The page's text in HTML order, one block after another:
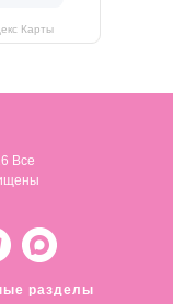
Карты
разделы
Все